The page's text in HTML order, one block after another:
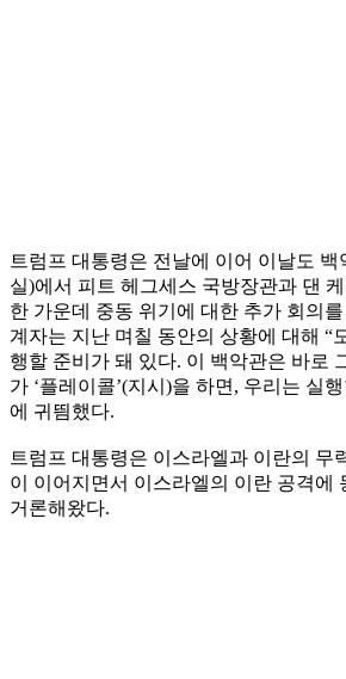
트럼프 대통령은 전날에 이어 이날도
실)에서 피트 헤그세스 국방장관과 댄
한 가운데 중동 위기에 대한 추가 회의
계자는 지난 며칠 동안의 상황에 대해 “
행할 준비가 돼 있다. 이 백악관은 바로
가 ‘플레이콜’(지시)을 하면, 우리는 실
에 귀띔했다.
트럼프 대통령은 이스라엘과 이란의 무
이 이어지면서 이스라엘의 이란 공격에
거론해왔다.